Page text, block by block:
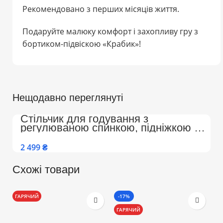
Рекомендовано з перших місяців життя.
Подаруйте малюку комфорт і захопливу гру з
бортиком-підвіскою «Крабик»!
Нещодавно переглянуті
Стільчик для годування з
регулюваною спинкою, підніжкою на
колесах Преміум (Бежево-Білий)
₴
Схожі товари
ГАРЯЧИЙ
-17%
ГАРЯЧИЙ